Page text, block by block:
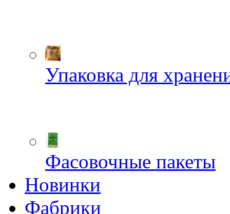
Упаковка для
Фасовочные пакеты
Новинки
Фабрики